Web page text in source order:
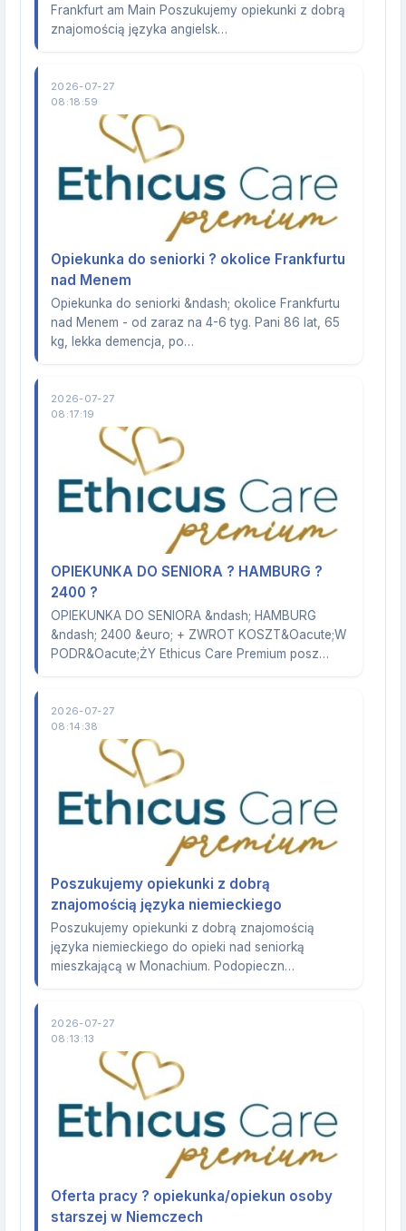
Frankfurt am Main Poszukujemy opiekunki z dobrą
znajomością języka angielsk…
2026-07-27
08:18:59
Opiekunka do seniorki ? okolice Frankfurtu
nad Menem
Opiekunka do seniorki &ndash; okolice Frankfurtu
nad Menem - od zaraz na 4-6 tyg. Pani 86 lat, 65
kg, lekka demencja, po…
2026-07-27
08:17:19
OPIEKUNKA DO SENIORA ? HAMBURG ?
2400 ?
OPIEKUNKA DO SENIORA &ndash; HAMBURG
&ndash; 2400 &euro; + ZWROT KOSZT&Oacute;W
PODR&Oacute;ŻY Ethicus Care Premium posz…
2026-07-27
08:14:38
Poszukujemy opiekunki z dobrą
znajomością języka niemieckiego
Poszukujemy opiekunki z dobrą znajomością
języka niemieckiego do opieki nad seniorką
mieszkającą w Monachium. Podopieczn…
2026-07-27
08:13:13
Oferta pracy ? opiekunka/opiekun osoby
starszej w Niemczech